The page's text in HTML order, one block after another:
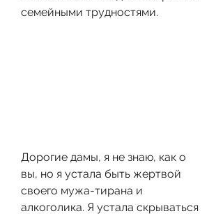
семейными трудностями.
Дорогие дамы, я не знаю, как о
вы, но я устала быть жертвой
своего мужа-тирана и
алкоголика. Я устала скрываться